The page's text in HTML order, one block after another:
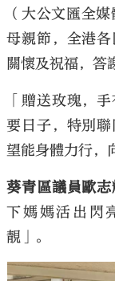
（大公文匯全
母親節，全港
關懷及祝福，答
「贈送玫瑰，手
要日子，特別
望能身體力行，
葵青區議員歐志
下媽媽活出閃
靚」。